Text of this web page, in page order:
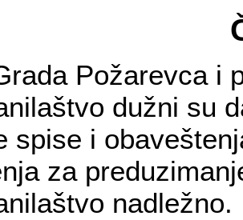
Požarevca i
dužni su
spise i
za
nadležno.